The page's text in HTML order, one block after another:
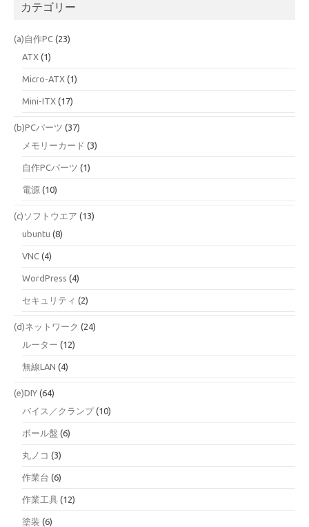
カテゴリー
(a)自作PC (23)
ATX (1)
Micro-ATX (1)
Mini-ITX (17)
(b)PCパーツ (37)
メモリーカード (3)
自作PCパーツ (1)
電源 (10)
(c)ソフトウエア (13)
ubuntu (8)
VNC (4)
WordPress (4)
セキュリティ (2)
(d)ネットワーク (24)
ルーター (12)
無線LAN (4)
(e)DIY (64)
バイス／クランプ(10)
ボール盤 (6)
丸ノコ (3)
作業台 (6)
作業工具 (12)
塗装 (6)